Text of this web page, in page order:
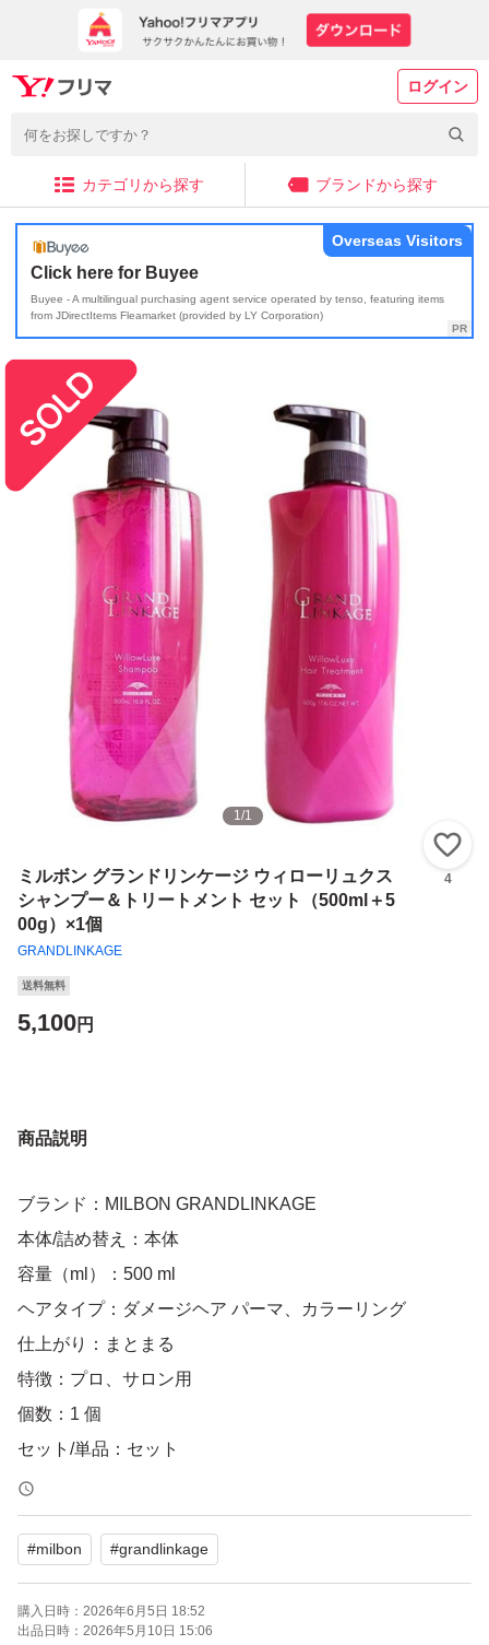
ログイン
カテゴリから探す ブランドから探す
Click here for Buyee
Buyee - A multilingual purchasing agent service operated by tenso, featuring items
from JDirectItems Fleamarket (provided by LY Corporation)
Overseas Visitors
1/1
ミルボン グランドリンケージ ウィローリュクス
シャンプー＆トリートメント セット（500ml＋5
00g）×1個
GRANDLINKAGE
4
送料無料
5,100円
商品説明
ブランド：MILBON GRANDLINKAGE
本体/詰め替え：本体
容量（ml）：500 ml
ヘアタイプ：ダメージヘア パーマ、カラーリング
仕上がり：まとまる
特徴：プロ、サロン用
個数：1 個
セット/単品：セット
香り：フローラル
おすすめ髪質：普通
#milbon #grandlinkage
購入日時： 2026年6月5日 18:52
出品日時： 2026年5月10日 15:06